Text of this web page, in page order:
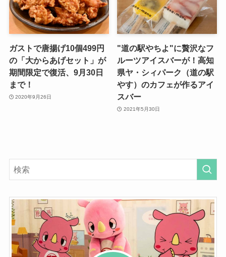
ガストで唐揚げ10個499円
の「大からあげセット」が
期間限定で復活、9月30日
まで！
2020年9月26日
"道の駅やちよ"に贅沢なフ
ルーツアイスバーが！高知
県ヤ・シィパーク（道の駅
やす）のカフェが作るアイ
スバー
2021年5月30日